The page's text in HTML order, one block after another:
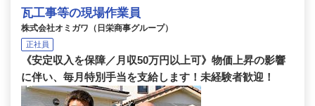
瓦工事等の現場作業員
株式会社オミガワ（日栄商事グループ）
正社員
《安定収入を保障／月収50万円以上可》物価上昇の影響
に伴い、毎月特別手当を支給します！未経験者歓迎！